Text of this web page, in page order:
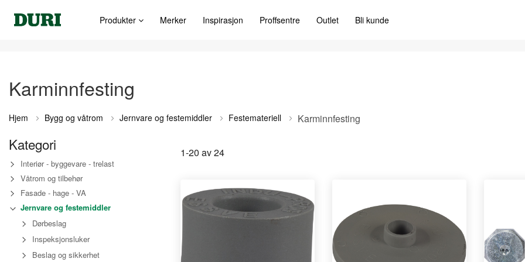
Produkter Merker Inspirasjon Proffsentre Outlet Bli kunde
Karminnfesting
Hjem Bygg og våtrom Jernvare og festemiddler Festemateriell Karminnfesting
1-20 av24
Kategori
Interiør - byggevare - trelast
Våtrom og tilbehør
Fasade - hage - VA
Jernvare og festemiddler
Dørbeslag
Inspeksjonsluker
Beslag og sikkerhet